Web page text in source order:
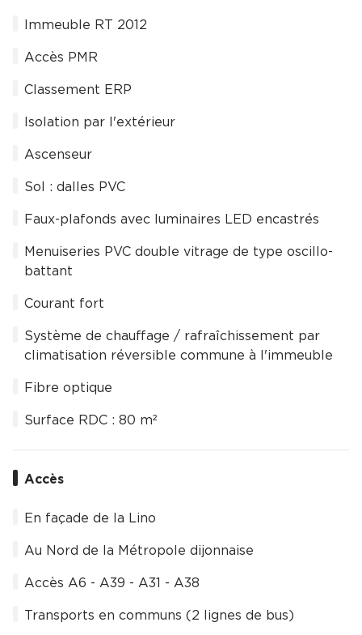
Immeuble RT 2012
Accès PMR
Classement ERP
Isolation par l'extérieur
Ascenseur
Sol : dalles PVC
Faux-plafonds avec luminaires LED encastrés
Menuiseries PVC double vitrage de type oscillo-
battant
Courant fort
Système de chauffage / rafraîchissement par
climatisation réversible commune à l'immeuble
Fibre optique
Surface RDC : 80 m²
Accès
En façade de la Lino
Au Nord de la Métropole dijonnaise
Accès A6 - A39 - A31 - A38
Transports en communs (2 lignes de bus)